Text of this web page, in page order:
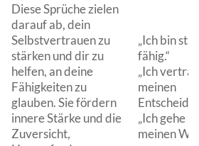
Diese Sprüche zielen
darauf ab, dein
Selbstvertrauen zu
stärken und dir zu
helfen, an deine
Fähigkeiten zu
glauben. Sie fördern
innere Stärke und die
Zuversicht,
„Ich bin
fähig.“
„Ich
meinen
„Ich gehe
meinen